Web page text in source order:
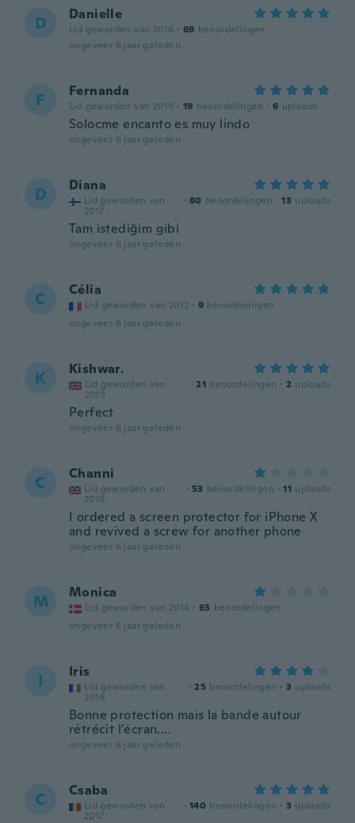
D Danielle
Lid geworden van 2016 · 69 beoordelingen
ongeveer 6 jaar geleden
F Fernanda
Lid geworden van 2019 · 19 beoordelingen · 6 uploads
Solocme encanto es muy lindo
ongeveer 6 jaar geleden
D Diana
Lid geworden van
2017
· 80 beoordelingen · 13 uploads
Tam istediğim gibi
ongeveer 6 jaar geleden
C Célia
Lid geworden van 2012 · 9 beoordelingen
ongeveer 6 jaar geleden
K Kishwar.
Lid geworden van
2019
· 21 beoordelingen · 2 uploads
Perfect
ongeveer 6 jaar geleden
C Channi
Lid geworden van
2018
· 53 beoordelingen · 11 uploads
I ordered a screen protector for iPhone X
and revived a screw for another phone
ongeveer 6 jaar geleden
M Monica
Lid geworden van 2014 · 63 beoordelingen
ongeveer 6 jaar geleden
I Iris
Lid geworden van
2016
· 25 beoordelingen · 3 uploads
Bonne protection mais la bande autour
rétrécit l’écran....
ongeveer 6 jaar geleden
C Csaba
Lid geworden van
2017
· 140 beoordelingen · 3 uploads